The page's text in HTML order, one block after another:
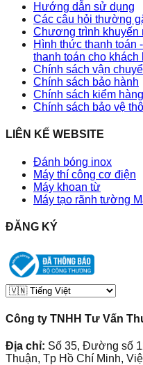
Hướng dẫn sử dụng
Các câu hỏi thường
Chương trình khuyến
Hình thức thanh toán
thanh toán cho khách
Chính sách vận
Chính sách bảo hành
Chính sách kiểm
Chính sách bảo vệ
LIÊN KẾ WEBSITE
Đánh bóng inox
Máy thí công cơ điện
Máy khoan từ
Máy tạo rãnh tường
ĐĂNG KÝ
Công ty TNHH Tư Vấn
Địa chỉ: Số 35, Đường số
Thuận, Tp Hồ Chí Minh,